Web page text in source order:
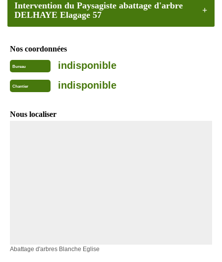
Intervention du Paysagiste abattage d'arbre
DELHAYE Elagage 57
Nos coordonnées
Bureau indisponible
Chantier indisponible
Nous localiser
Abattage d'arbres Blanche Eglise